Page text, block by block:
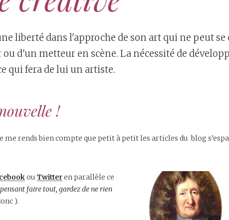
liberté dans l'approche de son art qui ne peut
d'un metteur en scène. La nécessité de
qui fera de lui un artiste.
!
rends bien compte que petit à petit les articles du blog
ou Twitteren parallèle ce
faire tout, gardez de ne rien
).